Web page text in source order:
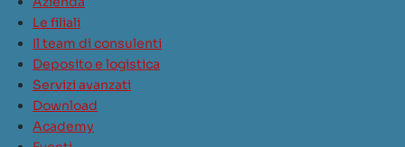
Le filiali
Il team di consulenti
Deposito e logistica
Servizi avanzati
Download
Academy